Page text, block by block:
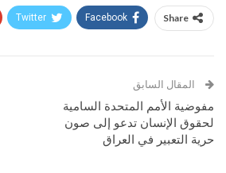
Share
Facebook
Twitter
المقال السابق
مفوضية الأمم المتحدة السامية
لحقوق الإنسان تدعو إلى صون
حرية التعبير في العراق